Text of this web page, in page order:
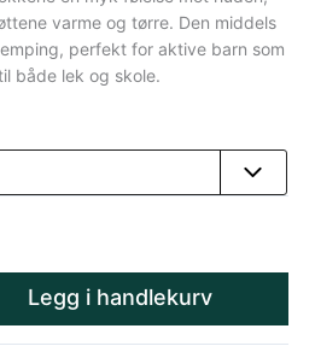
varme og tørre. Den middels
perfekt for aktive barn som
både lek og skole.
Legg i handlekurv